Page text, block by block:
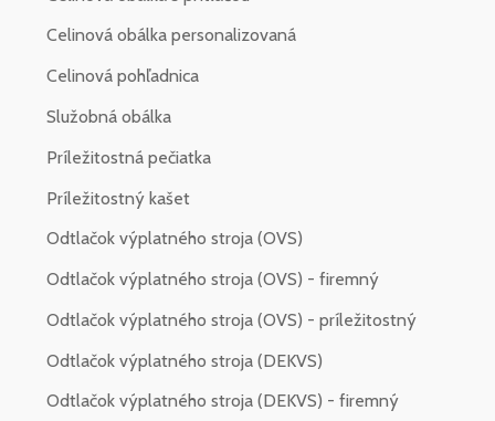
Celinová obálka personalizovaná
Celinová pohľadnica
Služobná obálka
Príležitostná pečiatka
Príležitostný kašet
Odtlačok výplatného stroja (OVS)
Odtlačok výplatného stroja (OVS) - firemný
Odtlačok výplatného stroja (OVS) - príležitostný
Odtlačok výplatného stroja (DEKVS)
Odtlačok výplatného stroja (DEKVS) - firemný